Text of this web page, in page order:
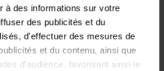
à des informations sur votre
des publicités et du
d'effectuer des mesures de
et du contenu, ainsi que
d’audience, favorisant ainsi le
innovants
Smart System